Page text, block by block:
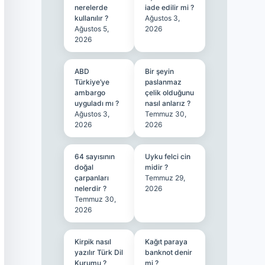
nerelerde
kullanılır ?
Ağustos 5,
2026
iade edilir mi ?
Ağustos 3,
2026
ABD
Türkiye’ye
ambargo
uyguladı mı ?
Ağustos 3,
2026
Bir şeyin
paslanmaz
çelik olduğunu
nasıl anlarız ?
Temmuz 30,
2026
64 sayısının
doğal
çarpanları
nelerdir ?
Temmuz 30,
2026
Uyku felci cin
midir ?
Temmuz 29,
2026
Kirpik nasıl
yazılır Türk Dil
Kurumu ?
Kağıt paraya
banknot denir
mi ?